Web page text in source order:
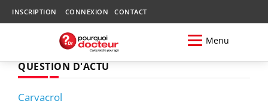
INSCRIPTION CONNEXION CONTACT
Menu
QUESTION D'ACTU
Carvacrol